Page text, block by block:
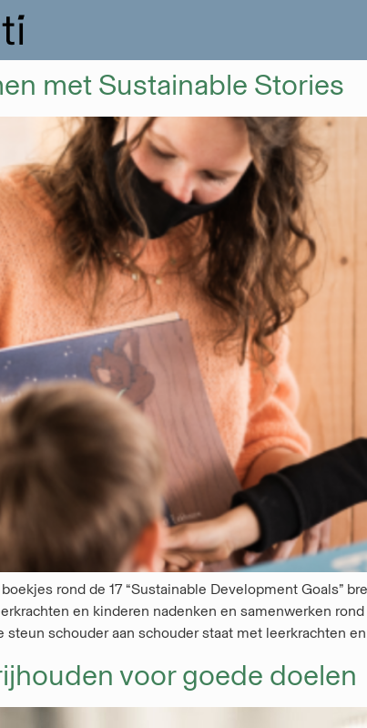
met Sustainable Stories
rond de 17 “Sustainable Development Goals”
en kinderen nadenken en samenwerken
steun schouder aan schouder staat met leerkrachten
voor goede doelen